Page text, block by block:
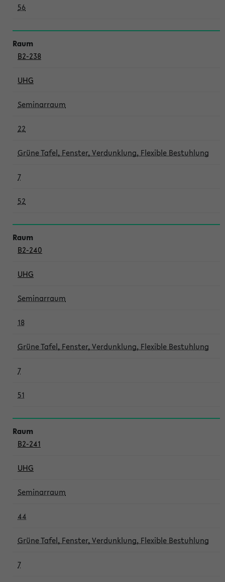
56
B2-238
UHG
Seminarraum
22
Grüne Tafel, Fenster, Verdunklung, Flexible Bestuhlung
7
52
B2-240
UHG
Seminarraum
18
Grüne Tafel, Fenster, Verdunklung, Flexible Bestuhlung
7
51
B2-241
UHG
Seminarraum
44
Grüne Tafel, Fenster, Verdunklung, Flexible Bestuhlung
7